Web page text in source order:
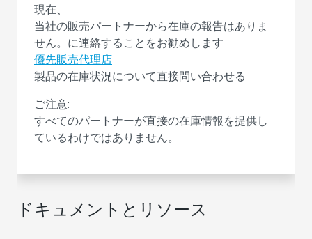
ドキュメントとリソース
現在、
当社の販売パートナーから在庫の報告はありま
せん。に連絡することをお勧めします
優先販売代理店
製品の在庫状況について直接問い合わせる
ご注意:
すべてのパートナーが直接の在庫情報を提供し
ているわけではありません。